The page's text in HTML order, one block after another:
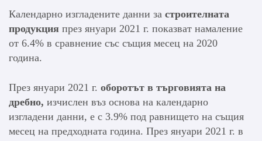
Календарно изгладените данни за строителната
продукция през януари 2021 г. показват намаление
от 6.4% в сравнение със същия месец на 2020
година.
През януари 2021 г. оборотът в търговията на
дребно, изчислен въз основа на календарно
изгладени данни, е с 3.9% под равнището на същия
месец на предходната година. През януари 2021 г. в